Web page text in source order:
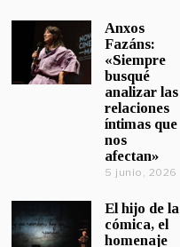
Anxos
Fazáns:
«Siempre
busqué
analizar las
relaciones
íntimas que
nos
afectan»
5 junio, 2026
El hijo de la
cómica, el
homenaje